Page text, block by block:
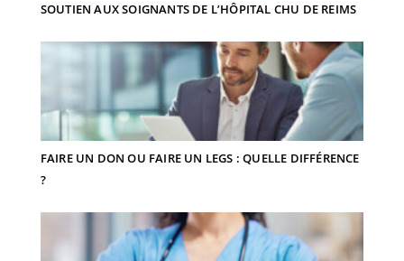
SOUTIEN AUX SOIGNANTS DE L’HÔPITAL CHU DE REIMS
FAIRE UN DON OU FAIRE UN LEGS : QUELLE DIFFÉRENCE
?